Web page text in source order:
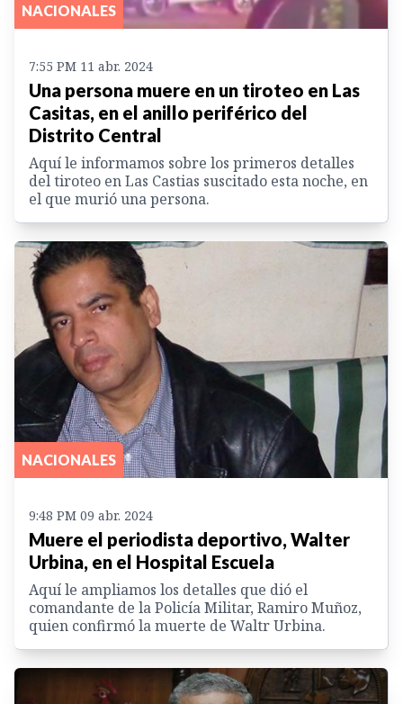
NACIONALES
7:55 PM 11 abr. 2024
Una persona muere en un tiroteo en Las
Casitas, en el anillo periférico del
Distrito Central
Aquí le informamos sobre los primeros detalles
del tiroteo en Las Castias suscitado esta noche, en
el que murió una persona.
NACIONALES
9:48 PM 09 abr. 2024
Muere el periodista deportivo, Walter
Urbina, en el Hospital Escuela
Aquí le ampliamos los detalles que dió el
comandante de la Policía Militar, Ramiro Muñoz,
quien confirmó la muerte de Waltr Urbina.